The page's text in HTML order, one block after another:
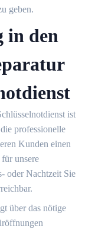
geben.​
in den
ist
professionelle
Kunden einen
unsere
oder Nachtzeit Sie
über das nötige